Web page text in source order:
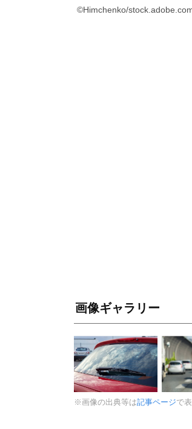
©Himchenko/
画像ギャラリー
※画像の出典等は記事ページで